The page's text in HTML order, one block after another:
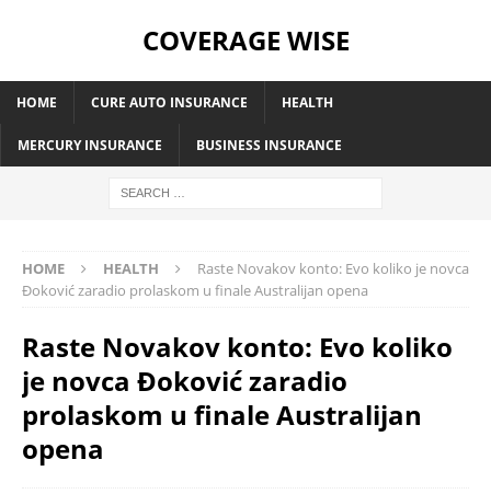
COVERAGE WISE
HOME CURE AUTO INSURANCE HEALTH
MERCURY INSURANCE BUSINESS INSURANCE
HOME HEALTH
Raste Novakov konto: Evo koliko je novca
Đoković zaradio prolaskom u finale Australijan opena
Raste Novakov konto: Evo koliko
je novca Đoković zaradio
prolaskom u finale Australijan
opena